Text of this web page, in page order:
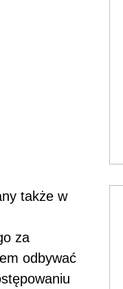
także w
za
odbywać